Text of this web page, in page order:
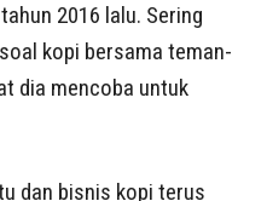
2016 lalu. Sering
kopi bersama teman-
dia mencoba untuk
dan bisnis kopi terus